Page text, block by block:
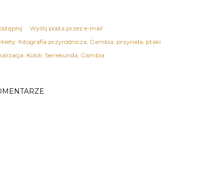
Wyślij posta przez e-mail
fotografia przyrodnicza Gambia przyroda ptaki
Kololi, Serrekunda, Gambia